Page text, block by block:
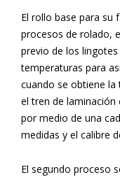
El rollo base para su
procesos de rolado,
previo de los
temperaturas para
cuando se obtiene la
el tren de laminación
por medio de una
medidas y el calibre
El segundo proceso